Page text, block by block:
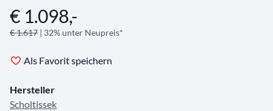
Angebotsinformationen
€ 1.098,-
€ 1.617 | 32% unter Neupreis*
Als Favorit speichern
Hersteller
Scholtissek